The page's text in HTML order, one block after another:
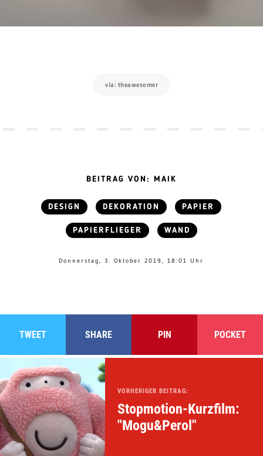
via: theawesomer
BEITRAG VON: MAIK
DESIGN DEKORATION PAPIER
PAPIERFLIEGER WAND
Donnerstag, 3. Oktober 2019, 18:01 Uhr
TWEET SHARE PIN POCKET
VORHERIGER BEITRAG:
Stopmotion-Kurzfilm:
"Mogu&Perol"